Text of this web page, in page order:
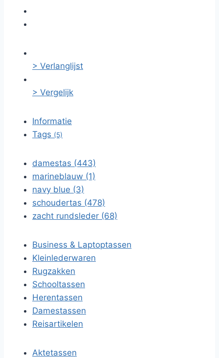
> Verlanglijst
> Vergelijk
Informatie
Tags (5)
damestas (443)
marineblauw (1)
navy blue (3)
schoudertas (478)
zacht rundsleder (68)
Business & Laptoptassen
Kleinlederwaren
Rugzakken
Schooltassen
Herentassen
Damestassen
Reisartikelen
Aktetassen